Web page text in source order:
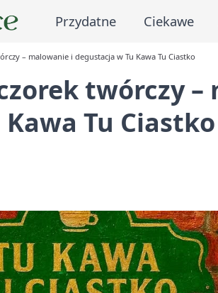
Przydatne Ciekawe
– malowanie i degustacja w Tu Kawa Tu Ciastko
twórczy –
Tu Ciastko